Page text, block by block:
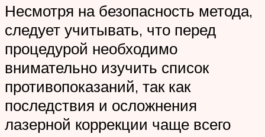
Несмотря на безопасность метода,
следует учитывать, что перед
процедурой необходимо
внимательно изучить список
противопоказаний, так как
последствия и осложнения
лазерной коррекции чаще всего